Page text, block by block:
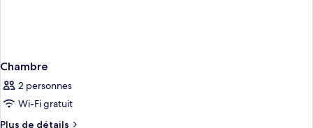
Chambre
2 personnes
Wi-Fi gratuit
Plus de détails
Plus